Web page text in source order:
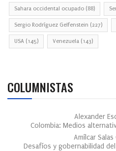
Sahara occidental ocupado (88)
Sergio Rodríguez Gelfenstein (227)
USA (145) Venezuela (143)
COLUMNISTAS
Alexander
Colombia: Medios
Amílcar
Desafíos y gobernabilidad